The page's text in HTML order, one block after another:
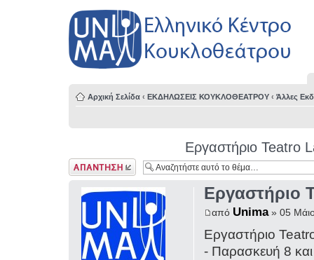
Αρχική Σελίδα ‹ ΕΚΔΗΛΩΣΕΙΣ ΚΟΥΚΛΟΘΕΑΤΡΟΥ ‹ Άλλες
Εργαστήριο Teatro
Δημιουργία
απάντησης
Εργαστήριο
από Unima» 05
Εργαστήριο
- Παρασκευή 8